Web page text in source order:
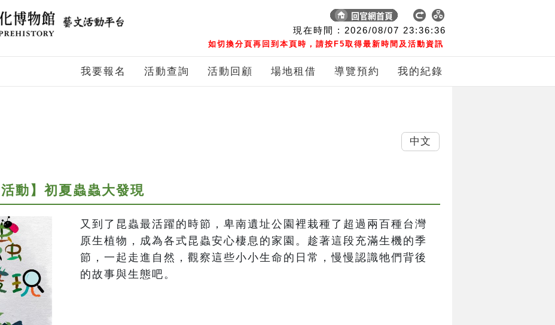
現在時間 : 2026/08/07 23:36:37
如切換分頁再回到本頁時，請按F5取得最新時間及活動資訊
我要報名 活動查詢 活動回顧 場地租借 導覽預約 我的紀錄
動】初夏蟲蟲大發現
又到了昆蟲最活躍的時節，卑南遺址公園裡栽種了超過兩百種台灣
原生植物，成為各式昆蟲安心棲息的家園。趁著這段充滿生機的季
節，一起走進自然，觀察這些小小生命的日常，慢慢認識牠們背後
的故事與生態吧。